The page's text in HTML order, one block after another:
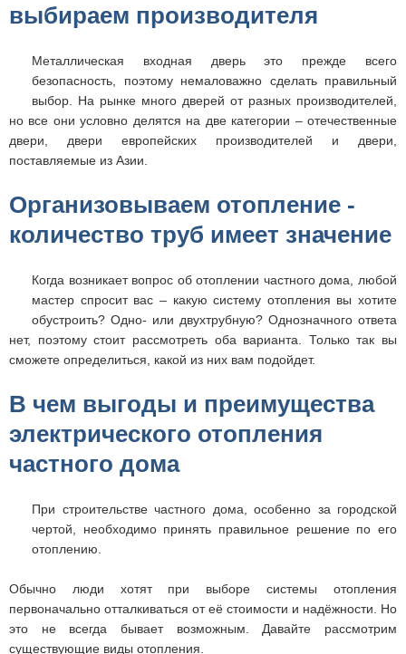
выбираем производителя
Металлическая входная дверь это прежде всего
безопасность, поэтому немаловажно сделать правильный
выбор. На рынке много дверей от разных производителей,
но все они условно делятся на две категории – отечественные
двери, двери европейских производителей и двери,
поставляемые из Азии.
Организовываем отопление -
количество труб имеет значение
Когда возникает вопрос об отоплении частного дома, любой
мастер спросит вас – какую систему отопления вы хотите
обустроить? Одно- или двухтрубную? Однозначного ответа
нет, поэтому стоит рассмотреть оба варианта. Только так вы
сможете определиться, какой из них вам подойдет.
В чем выгоды и преимущества
электрического отопления
частного дома
При строительстве частного дома, особенно за городской
чертой, необходимо принять правильное решение по его
отоплению.
Обычно люди хотят при выборе системы отопления
первоначально отталкиваться от её стоимости и надёжности. Но
это не всегда бывает возможным. Давайте рассмотрим
существующие виды отопления.